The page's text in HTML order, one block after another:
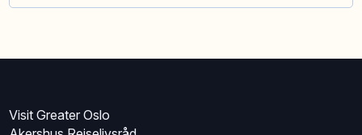
Visit Greater Oslo